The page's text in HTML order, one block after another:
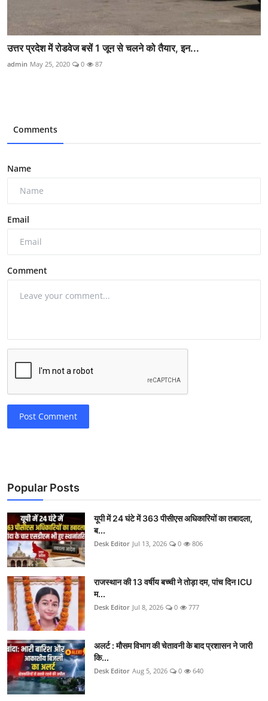
उत्तर प्रदेश में रोडवेज बसें 1 जून से चलने को तैयार, इन...
admin May 25, 2020 0 87
Comments
Name
Email
Comment
Post Comment
Popular Posts
यूपी में 24 घंटे में 363 पीसीएस अधिकारियों का तबादला,
ब...
Desk Editor Jul 13, 2026 0 806
राजस्थान की 13 वर्षीय बच्ची ने तोड़ा दम, पांच दिन ICU
म...
Desk Editor Jul 8, 2026 0 777
अलर्ट : मौसम विभाग की चेतावनी के बाद प्रशासन ने जारी
कि...
Desk Editor Aug 5, 2026 0 640